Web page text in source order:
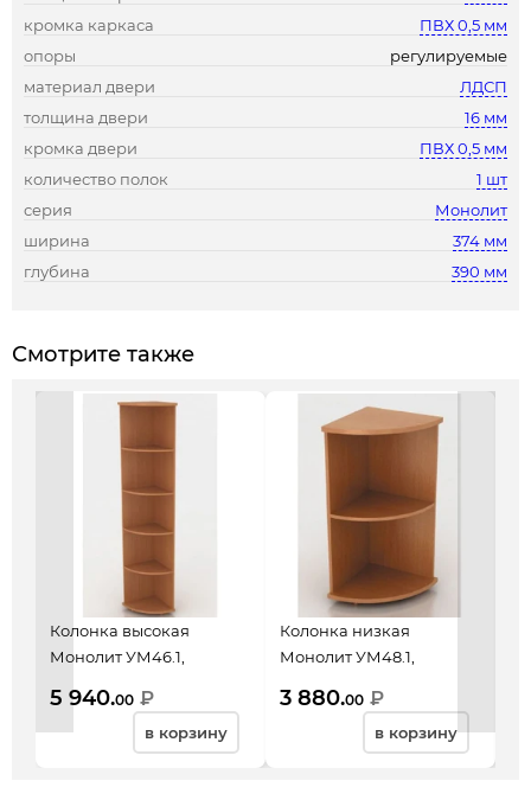
кромка каркаса
ПВХ 0,5 мм
опоры
регулируемые
материал двери
ЛДСП
толщина двери
16 мм
кромка двери
ПВХ 0,5 мм
количество полок
1 шт
серия
Монолит
ширина
374 мм
глубина
390 мм
Смотрите также
Колонка высокая
Монолит УМ46.1,
бук бавария, 02430
5 940.00 ₽
в корзину
Колонка низкая
Монолит УМ48.1,
бук бавария, 02432
3 880.00 ₽
в корзину